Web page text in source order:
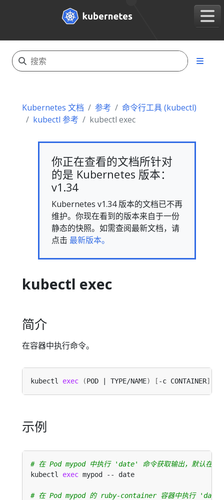
Kubernetes 文档 参考
命令行工具 (kubectl)
kubectl 参考
kubectl exec
你正在查看的文档所针对
的是 Kubernetes 版本：
v1.34
Kubernetes v1.34 版本的文档已不再
维护。你现在看到的版本来自于一份
静态的快照。如需查阅最新文档，请
点击 最新版本。
kubectl exec
简介
在容器中执行命令。
kubectl exec (POD | TYPE/NAME) [ -c CONTAINER]
示例
# 在 Pod mypod 中执行 'date' 命令获取输出，默认在第
kubectl exec
# 在 Pod mypod 的 ruby-container 容器中执行 'date'